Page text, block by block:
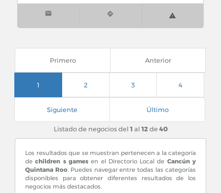
Primero Anterior
1 2 3 4
Siguiente Último
Listado de negocios del1 al12de 40
Los resultados que se muestran pertenecen a la categoría
dechildren s gamesen el Directorio Local de Cancún y
Quintana Roo. Puedes navegar entre todas las categorías
disponibles para obtener diferentes resultados de los
negocios más destacados.